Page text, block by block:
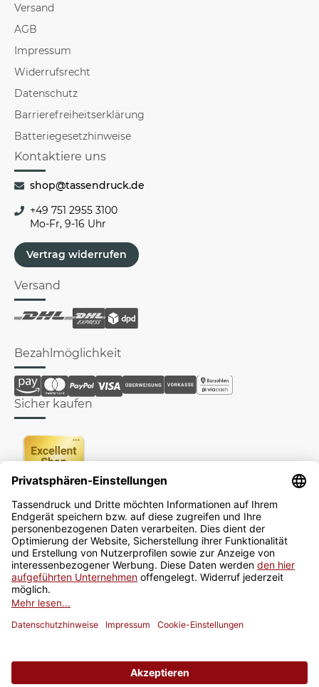
Versand
AGB
Impressum
Widerrufsrecht
Datenschutz
Barrierefreiheitserklärung
Batteriegesetzhinweise
Kontaktiere uns
shop@tassendruck.de
+49 751 2955 3100
Mo-Fr, 9-16 Uhr
Vertrag widerrufen
Versand
Bezahlmöglichkeit
Sicher kaufen
Newsletter